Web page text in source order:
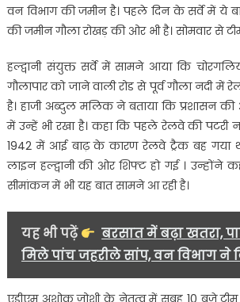
वन विभाग की जमीन है। पहले दिन के सर्वे में ये
की जमीन गौला रोखड़ की ओर भी है। सोमवार से
हल्द्वानी संयुक्त सर्वे में सामने आया कि
गौलापार को जाने वाली रोड से पूर्व गौला नदी में
है। हाजी अब्दुल मलिक ने बताया कि प्रशासन
में उन्हें भी रखा है। कहा कि पहले रेलवे की पटरी
1942 में आई बाढ़ के कारण रेलवे ट्रैक बह गया
लाइन हल्द्वानी की ओर शिफ्ट हो गई । उन्होंने
सीमांकन में भी यह बात सामने आ रही है।
यह भी पढ़ें
बरसात में बढ़ा खतरा,
मिले पांच जहरीले सांप, वन विभाग ने
एडीएम अशोक जोशी के नेतृत्व में सुबह 10 बजे टीम